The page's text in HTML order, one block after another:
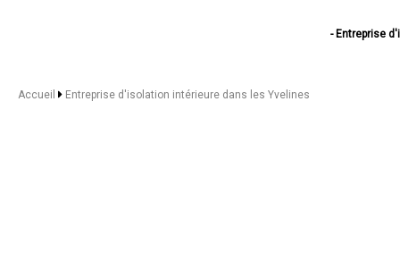
- Entreprise
Accueil Entreprise d'isolation intérieure dans les Yvelines